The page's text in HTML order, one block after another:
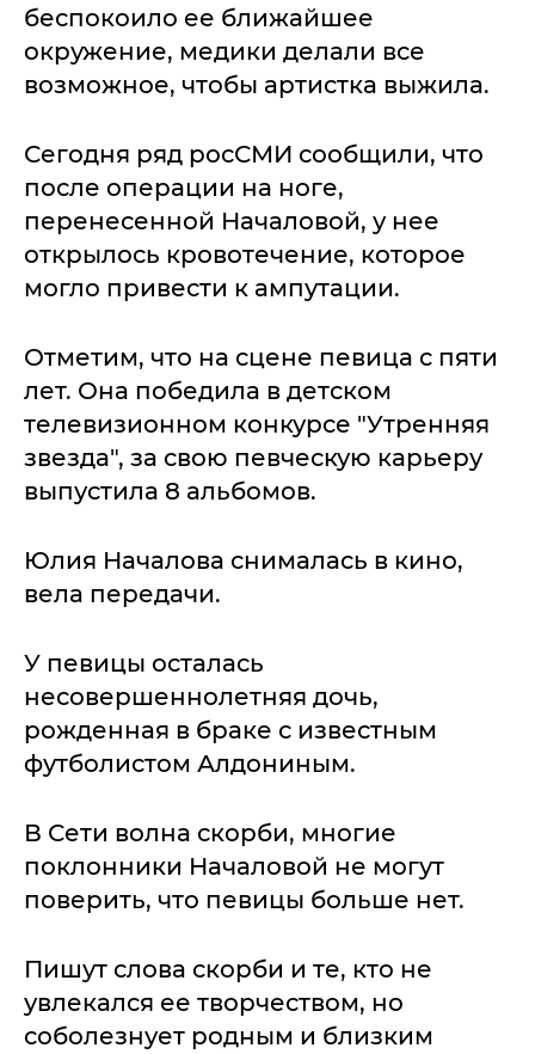
беспокоило ее ближайшее
окружение, медики делали все
возможное, чтобы артистка выжила.
Сегодня ряд росСМИ сообщили, что
после операции на ноге,
перенесенной Началовой, у нее
открылось кровотечение, которое
могло привести к ампутации.
Отметим, что на сцене певица с пяти
лет. Она победила в детском
телевизионном конкурсе "Утренняя
звезда", за свою певческую карьеру
выпустила 8 альбомов.
Юлия Началова снималась в кино,
вела передачи.
У певицы осталась
несовершеннолетняя дочь,
рожденная в браке с известным
футболистом Алдониным.
В Сети волна скорби, многие
поклонники Началовой не могут
поверить, что певицы больше нет.
Пишут слова скорби и те, кто не
увлекался ее творчеством, но
соболезнует родным и близким